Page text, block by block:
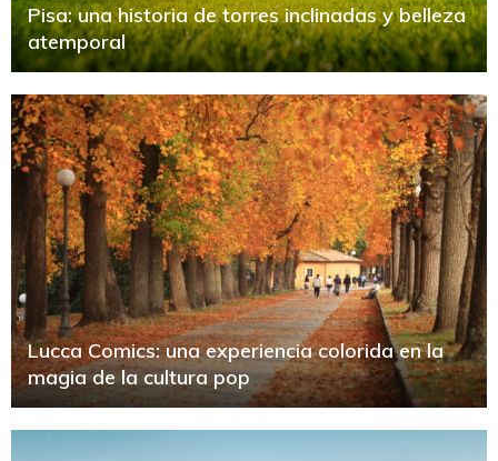
Pisa: una historia de torres inclinadas y belleza
atemporal
Lucca Comics: una experiencia colorida en la
magia de la cultura pop